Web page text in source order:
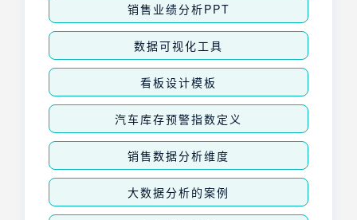
销售业绩分析PPT
数据可视化工具
看板设计模板
汽车库存预警指数定义
销售数据分析维度
大数据分析的案例